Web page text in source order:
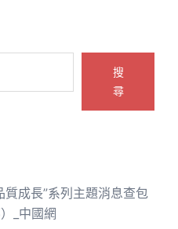
搜
尋
質成長”系列主題消息查包
_中國網